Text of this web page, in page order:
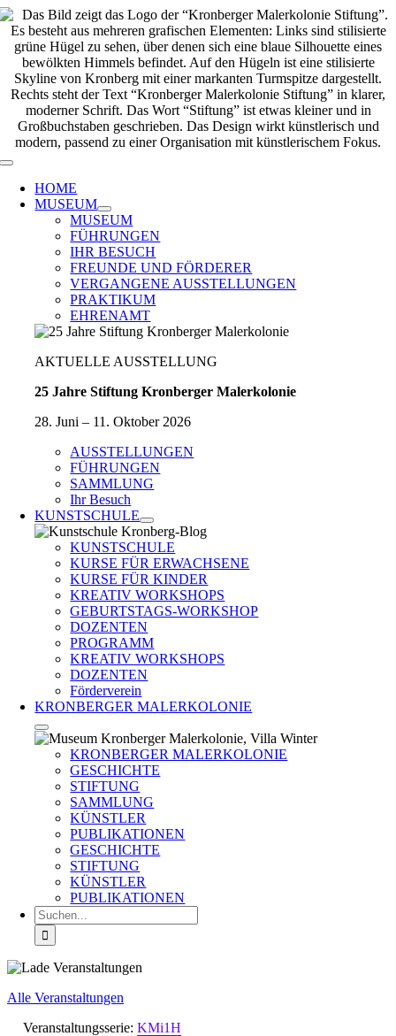
Zum
Inhalt
springen
Toggle
Navigation
HOME
MUSEUM
MUSEUM
FÜHRUNGEN
IHR BESUCH
FREUNDE UND FÖRDERER
VERGANGENE AUSSTELLUNGEN
PRAKTIKUM
EHRENAMT
AKTUELLE AUSSTELLUNG
25 Jahre Stiftung Kronberger Malerkolonie
28. Juni – 11. Oktober 2026
AUSSTELLUNGEN
FÜHRUNGEN
SAMMLUNG
Ihr Besuch
KUNSTSCHULE
KUNSTSCHULE
KURSE FÜR ERWACHSENE
KURSE FÜR KINDER
KREATIV WORKSHOPS
GEBURTSTAGS-WORKSHOP
DOZENTEN
PROGRAMM
KREATIV WORKSHOPS
DOZENTEN
Förderverein
KRONBERGER MALERKOLONIE
KRONBERGER MALERKOLONIE
GESCHICHTE
STIFTUNG
SAMMLUNG
KÜNSTLER
PUBLIKATIONEN
GESCHICHTE
STIFTUNG
KÜNSTLER
PUBLIKATIONEN
Suche
nach:
Alle Veranstaltungen
Veranstaltungsserie: KMi1H